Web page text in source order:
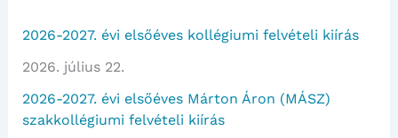
2026-2027. évi elsőéves kollégiumi felvételi kiírás
2026. július 22.
2026-2027. évi elsőéves Márton Áron (MÁSZ)
szakkollégiumi felvételi kiírás